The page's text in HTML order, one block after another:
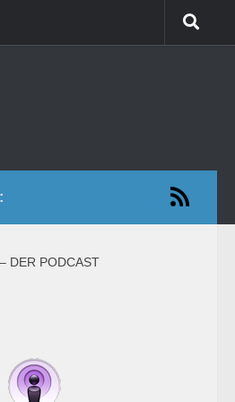
DER PODCAST